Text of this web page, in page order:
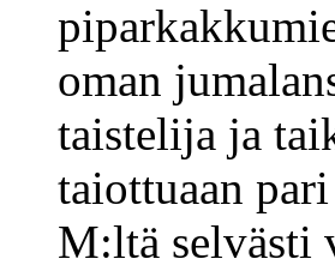
oman
taistelija ja
taiottuaan
M:ltä selvästi